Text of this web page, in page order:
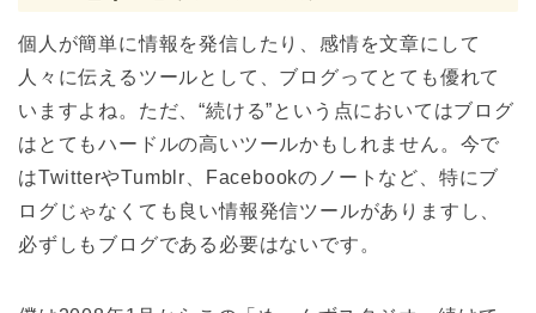
個人が簡単に情報を発信したり、感情を文章にして
人々に伝えるツールとして、ブログってとても優れて
いますよね。ただ、“続ける”という点においてはブログ
はとてもハードルの高いツールかもしれません。今で
はTwitterやTumblr、Facebookのノートなど、特にブ
ログじゃなくても良い情報発信ツールがありますし、
必ずしもブログである必要はないです。